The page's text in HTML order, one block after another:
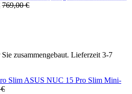
769,00€
zusammengebaut. Lieferzeit 3-7
ASUS NUC 15 Pro Slim Mini-
€